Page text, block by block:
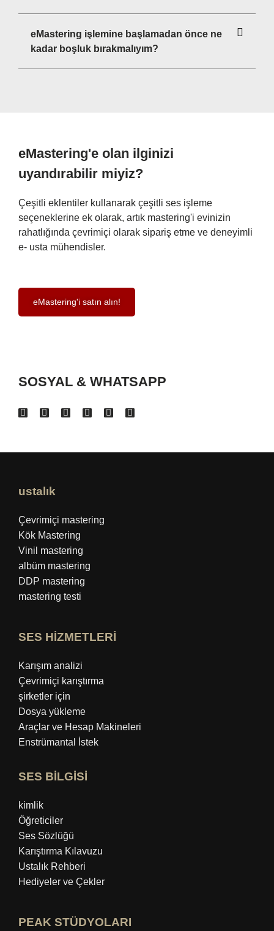
eMastering işlemine başlamadan önce ne
kadar boşluk bırakmalıyım?
eMastering'e olan ilginizi
uyandırabilir miyiz?
Çeşitli eklentiler kullanarak çeşitli ses işleme
seçeneklerine ek olarak, artık mastering'i evinizin
rahatlığında çevrimiçi olarak sipariş etme ve deneyimli
e- usta mühendisler.
eMastering'i satın alın!
SOSYAL & WHATSAPP
ustalık
Çevrimiçi mastering
Kök Mastering
Vinil mastering
albüm mastering
DDP mastering
mastering testi
SES HİZMETLERİ
Karışım analizi
Çevrimiçi karıştırma
şirketler için
Dosya yükleme
Araçlar ve Hesap Makineleri
Enstrümantal İstek
SES BİLGİSİ
kimlik
Öğreticiler
Ses Sözlüğü
Karıştırma Kılavuzu
Ustalık Rehberi
Hediyeler ve Çekler
PEAK STÜDYOLARI